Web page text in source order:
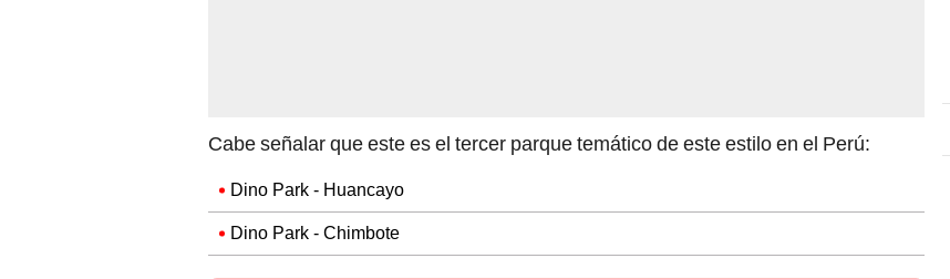
Cabe señalar que este es el tercer parque temático de este estilo en el Perú:
Dino Park - Huancayo
Dino Park - Chimbote